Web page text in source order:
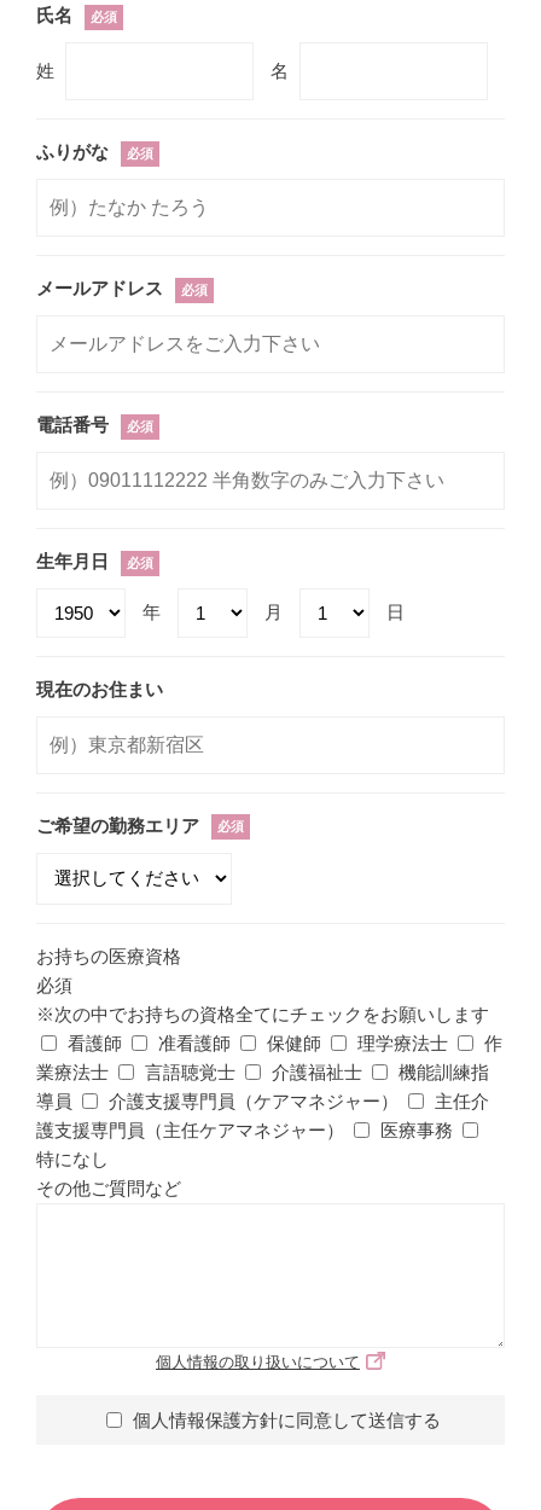
氏名 必須
姓 名
ふりがな 必須
メールアドレス 必須
電話番号 必須
生年月日 必須
年 月 日
現在のお住まい
ご希望の勤務エリア 必須
お持ちの医療資格
必須
※次の中でお持ちの資格全てにチェックをお願いします
看護師
准看護師 保健師 理学療法士
作
業療法士
言語聴覚士 介護福祉士
機能訓練指
導員
介護支援専門員（ケアマネジャー）
主任介
護支援専門員（主任ケアマネジャー）
医療事務
特になし
その他ご質問など
個人情報の取り扱いについて
個人情報保護方針に同意して送信する